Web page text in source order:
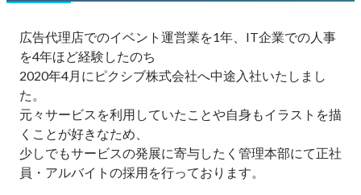
広告代理店でのイベント運営業を1年、IT企業での人事
を4年ほど経験したのち
2020年4月にピクシブ株式会社へ中途入社いたしまし
た。
元々サービスを利用していたことや自身もイラストを描
くことが好きなため、
少しでもサービスの発展に寄与したく管理本部にて正社
員・アルバイトの採用を行っております。